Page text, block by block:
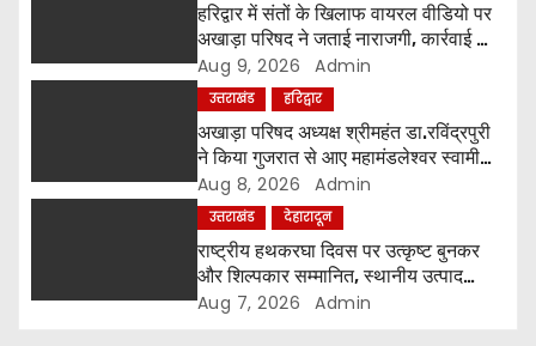
t
o
हरिद्वार में संतों के खिलाफ वायरल वीडियो पर
अखाड़ा परिषद ने जताई नाराजगी, कार्रवाई की
चेतावनी दी
Aug 9, 2026 Admin
उत्तराखंड हरिद्वार
अखाड़ा परिषद अध्यक्ष श्रीमहंत डा.रविंद्रपुरी
ने किया गुजरात से आए महामंडलेश्वर स्वामी
कुर्षी पुरी और भक्तों का स्वागत
Aug 8, 2026 Admin
उत्तराखंड देहारादून
राष्ट्रीय हथकरघा दिवस पर उत्कृष्ट बुनकर
और शिल्पकार सम्मानित, स्थानीय उत्पाद
अपनाने का आह्वान
Aug 7, 2026 Admin